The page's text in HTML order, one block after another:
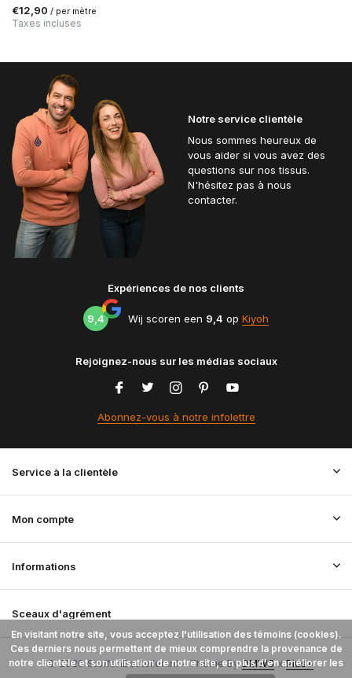
€12,90 / per mètre
Taxes incluses
Notre service clientèle
Nous sommes heureux de
vous aider si vous avez des
questions sur nos tissus.
N'hésitez pas à nous
contacter.
Expériences de nos clients
9,4 Wij scoren een 9,4 op Kiyoh
Rejoignez-nous sur les médias sociaux
Abonnez-vous à notre infolettre
Service à la clientèle
Mon compte
Informations
Sceaux d'agrément
© 2026 StoffenBestellen.nl - Theme ByDMWSxPlus+
En visitant notre site, vous acceptez l'utilisation des témoins (cookies).
Ces derniers nous permettent de mieux comprendre la provenance de
notre clientèle et son utilisation de notre site, en plus d'en améliorer les